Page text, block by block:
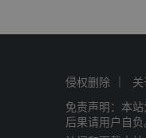
侵权删除
免责声明：本
后果请用户自